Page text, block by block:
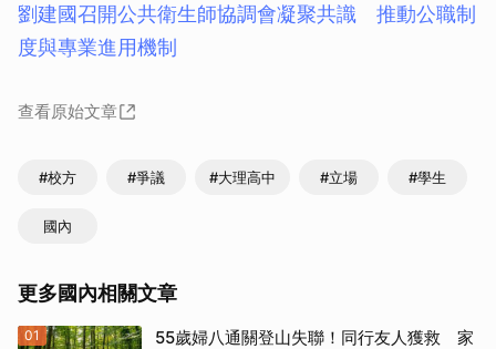
劉建國召開公共衛生師協調會凝聚共識 推動公職制
度與專業進用機制
查看原始文章
#校方 #爭議 #大理高中 #立場 #學生
國內
更多國內相關文章
01
55歲婦八通關登山失聯！同行友人獲救 家